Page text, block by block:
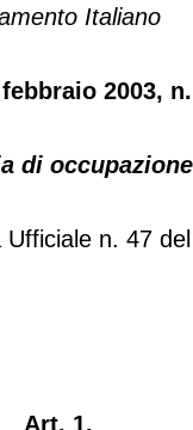
Italiano
2003,
di
Ufficialen. 47 del
Art. 1.